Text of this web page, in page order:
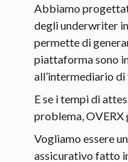
Abbiamo
degli underwriter
permette di
piattaforma sono
all’intermediario
E se i tempi di
problema, OVERX
Vogliamo essere
assicurativo fatto